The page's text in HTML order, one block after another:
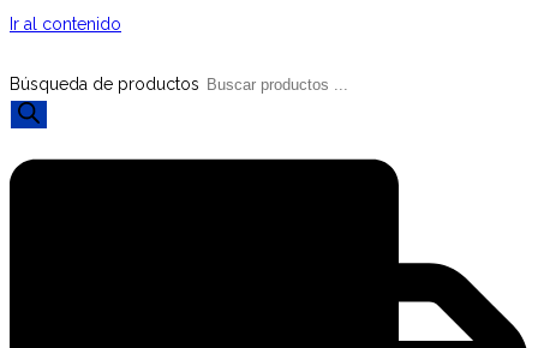
Ir al contenido
Búsqueda de productos